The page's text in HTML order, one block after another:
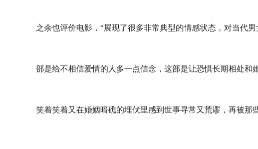
之余也评价电影，“展现了很多非常典型的情感状态，对当代
部是给不相信爱情的人多一点信念，这部是让恐惧长期相处和
笑着笑着又在婚姻暗礁的埋伏里感到世事寻常又荒谬，再被那